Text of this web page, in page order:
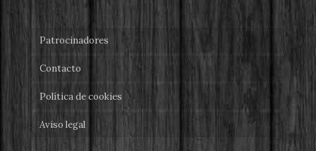
Patrocinadores
Contacto
Política de cookies
Aviso legal